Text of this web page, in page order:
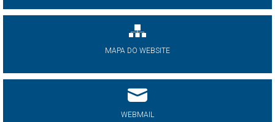
MAPA DO WEBSITE
WEBMAIL